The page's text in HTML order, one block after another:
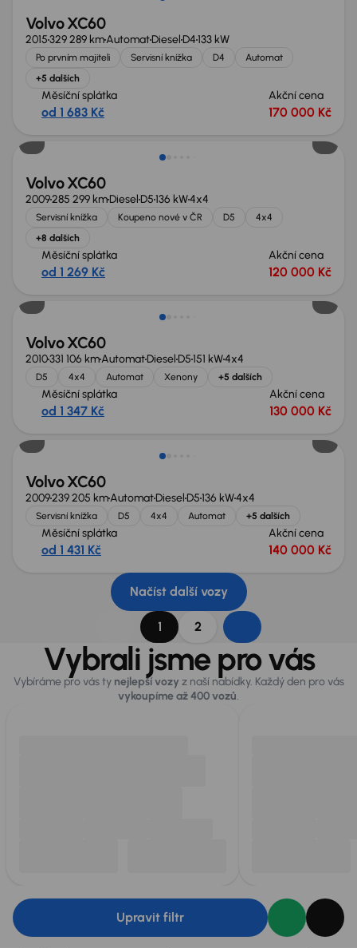
Volvo XC60
2015329 289 kmAutomatDiesel D4133 kW
Po prvním majiteli Servisní knížka D4
Automat
+5 dalších
Měsíční splátka
od 1 683 Kč
Akční cena
170 000 Kč
Volvo XC60
2009285 299 kmDiesel D5136 kW4x4
Servisní knížka Koupeno nové v ČR D5
4x4
+8 dalších
Měsíční splátka
od 1 269 Kč
Akční cena
120 000 Kč
Volvo XC60
2010331 106 kmAutomatDiesel D5151 kW4x4
D5 4x4 Automat Xenony +5 dalších
Měsíční splátka
od 1 347 Kč
Akční cena
130 000 Kč
Zlevněno o 10 000 Kč
Volvo XC60
2009239 205 kmAutomatDiesel D5136 kW4x4
Servisní knížka D5 4x4 Automat +5 dalších
Měsíční splátka
od 1 431 Kč
Akční cena
140 000 Kč
Načíst další vozy
1 2
Vybrali jsme pro vás
Vybíráme pro vás ty nejlepší vozy z naší nabídky. Každý den pro vás
vykoupíme až 400 vozů.
Upravit filtr